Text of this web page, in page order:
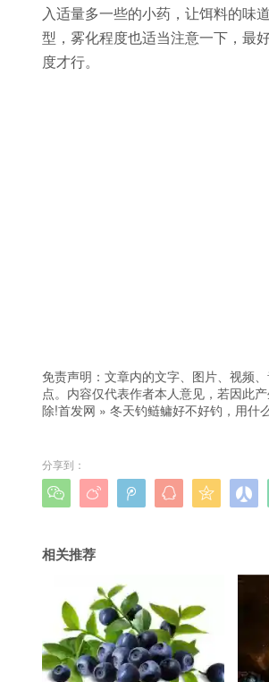
入适量多一些的小药，让饵料的味
型，雾化程度也适当注意一下，最
度才行。
免责声明：文章内的文字、图片、视频
点。内容仅代表作者本人意见，若因此
除!首发网 » 冬天钓鲢鳙好不好钓，用什
分享到：
     
相关推荐